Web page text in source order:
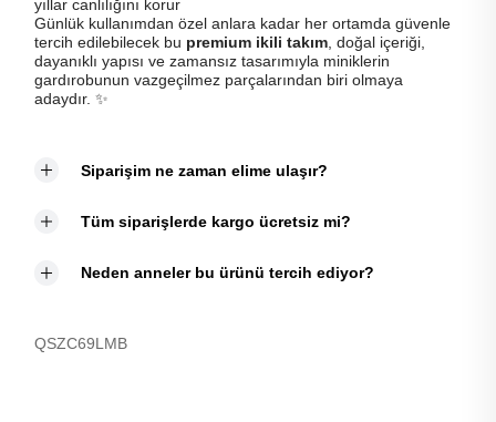
yıllar canlılığını korur
Günlük kullanımdan özel anlara kadar her ortamda güvenle
tercih edilebilecek bu premium ikili takım, doğal içeriği,
dayanıklı yapısı ve zamansız tasarımıyla miniklerin
gardırobunun vazgeçilmez parçalarından biri olmaya
adaydır. ✨
Siparişim ne zaman elime ulaşır?
Tüm siparişlerde kargo ücretsiz mi?
Neden anneler bu ürünü tercih ediyor?
QSZC69LMB